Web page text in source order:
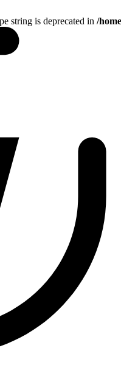
string is deprecated in /